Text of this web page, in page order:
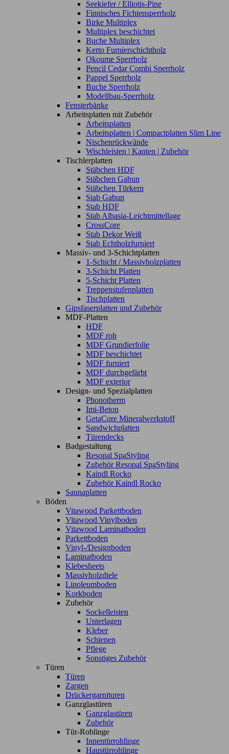
Seekiefer / Elliotis-Pine
Finnisches Fichtensperrholz
Birke Multiplex
Multiplex beschichtet
Buche Multiplex
Kerto Furnierschichtholz
Okoume Sperrholz
Pencil Cedar Combi Sperrholz
Pappel Sperrholz
Buche Sperrholz
Modellbau-Sperrholz
Fensterbänke
Arbeitsplatten mit Zubehör
Arbeitsplatten
Arbeitsplatten | Compactplatten Slim Line
Nischenrückwände
Wischleisten | Kanten | Zubehör
Tischlerplatten
Stäbchen HDF
Stäbchen Gabun
Stäbchen Türkern
Stab Gabun
Stab HDF
Stab Albasia-Leichtmittellage
CrossCore
Stab Dekor Weiß
Stab Echtholzfurniert
Massiv- und 3-Schichtplatten
1-Schicht / Massivholzplatten
3-Schicht Platten
5-Schicht Platten
Treppenstufenplatten
Tischplatten
Gipsfaserplatten und Zubehör
MDF-Platten
HDF
MDF roh
MDF Grundierfolie
MDF beschichtet
MDF furniert
MDF durchgefärbt
MDF exterior
Design- und Spezialplatten
Phonotherm
Imi-Beton
GetaCore Mineralwerkstoff
Sandwichplatten
Türendecks
Badgestaltung
Resopal SpaStyling
Zubehör Resopal SpaStyling
Kaindl Rocko
Zubehör Kaindl Rocko
Saunaplatten
Böden
Vitawood Parkettboden
Vitawood Vinylboden
Vitawood Laminatboden
Parkettboden
Vinyl-/Designboden
Laminatboden
Klebesheets
Massivholzdiele
Linoleumboden
Korkboden
Zubehör
Sockelleisten
Unterlagen
Kleber
Schienen
Pflege
Sonstiges Zubehör
Türen
Türen
Zargen
Drückergarnituren
Ganzglastüren
Ganzglastüren
Zubehör
Tür-Rohlinge
Innentürrohlinge
Haustürrohlinge